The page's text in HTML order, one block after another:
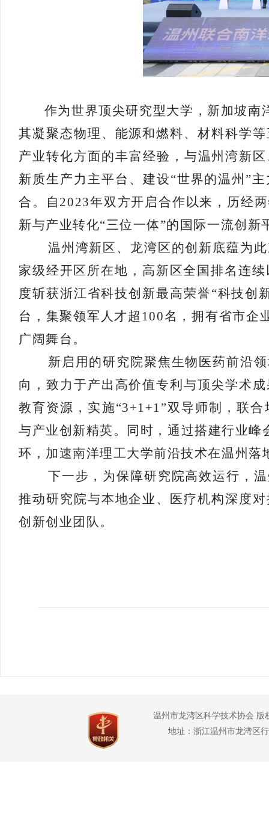
作为世界顶尖研究型大学，新加坡南
其凝聚态物理、能源和燃料、材料科学
产业转化方面的丰富经验，与温州湾新
新质生产力主平台、建设“世界的温州”
合。自2023年双方开启合作以来，历经
新与产业转化“三位一体”的国际一流创新
温州湾新区、龙湾区的创新底蕴为
家级经开区所在地，高新区全国排名连
度斩获浙江省科技创新最高荣誉“科技创
台，集聚领军人才超100名，拥有省市企
广阔舞台。
新启用的研究院聚焦生物医药前沿
向，致力于产出高价值专利与顶尖学术
教育资源，实施“3+1+1”双导师制，联
与产业创新精英。同时，通过搭建行业
环，加速南洋理工大学前沿技术在温州落
下一步，为保障研究院高效运行，
推动研究院与本地企业、医疗机构深度
创新创业团队。
温州市龙湾区科学技术协会
地址：浙江温州市龙湾区